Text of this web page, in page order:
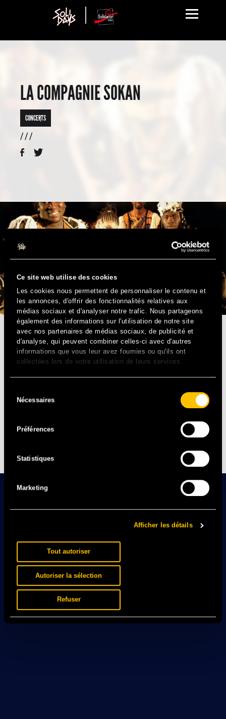
Ce site web utilise des cookies
Les cookies nous permettent de personnaliser le contenu et
les annonces, d'offrir des fonctionnalités relatives aux
médias sociaux et d'analyser notre trafic. Nous partageons
également des informations sur l'utilisation de notre site
avec nos partenaires de médias sociaux, de publicité et
d'analyse, qui peuvent combiner celles-ci avec d'autres
informations que vous leur avez fournies ou qu'ils ont
collectées lors de votre utilisation de leurs services.
duNécessaires
Préférences
Statistiques
Marketing
Afficher les détails
Tout autoriser
Autoriser la sélection
Refuser
LA COMPAGNIE SOKAN
CONCERTS
/ / /
PERCUSSIONS / DANSES ET CHANTS D’AFRIQUE –
BF/CI/ML/SN
Théâtres nationaux et de Anne-Yolaine Diarra, « la perle
blanche » de Sokan, une des rares percussionnistes
la vitesse et l’endurance avec laquelle ils jouent du